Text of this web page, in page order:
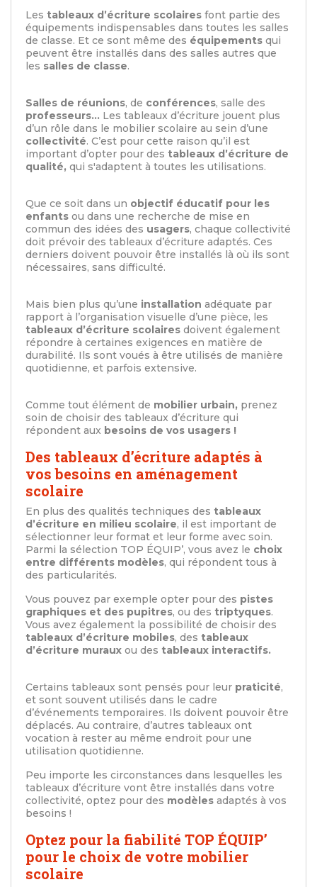
Les tableaux d’écriture scolaires font partie des
équipements indispensables dans toutes les salles
de classe. Et ce sont même des équipements qui
peuvent être installés dans des salles autres que
les salles de classe.
Salles de réunions, de conférences, salle des
professeurs… Les tableaux d’écriture jouent plus
d’un rôle dans le mobilier scolaire au sein d’une
collectivité. C’est pour cette raison qu’il est
important d’opter pour des tableaux d’écriture de
qualité, qui s'adaptent à toutes les utilisations.
Que ce soit dans un objectif éducatif pour les
enfants ou dans une recherche de mise en
commun des idées des usagers, chaque collectivité
doit prévoir des tableaux d’écriture adaptés. Ces
derniers doivent pouvoir être installés là où ils sont
nécessaires, sans difficulté.
Mais bien plus qu’une installation adéquate par
rapport à l’organisation visuelle d’une pièce, les
tableaux d’écriture scolaires doivent également
répondre à certaines exigences en matière de
durabilité. Ils sont voués à être utilisés de manière
quotidienne, et parfois extensive.
Comme tout élément de mobilier urbain, prenez
soin de choisir des tableaux d’écriture qui
répondent aux besoins de vos usagers !
Des tableaux d’écriture adaptés à
vos besoins en aménagement
scolaire
En plus des qualités techniques des tableaux
d’écriture en milieu scolaire, il est important de
sélectionner leur format et leur forme avec soin.
Parmi la sélection TOP ÉQUIP’, vous avez le choix
entre différents modèles, qui répondent tous à
des particularités.
Vous pouvez par exemple opter pour des pistes
graphiques et des pupitres, ou des triptyques.
Vous avez également la possibilité de choisir des
tableaux d’écriture mobiles, des tableaux
d’écriture muraux ou des tableaux interactifs.
Certains tableaux sont pensés pour leur praticité,
et sont souvent utilisés dans le cadre
d’événements temporaires. Ils doivent pouvoir être
déplacés. Au contraire, d’autres tableaux ont
vocation à rester au même endroit pour une
utilisation quotidienne.
Peu importe les circonstances dans lesquelles les
tableaux d’écriture vont être installés dans votre
collectivité, optez pour des modèles adaptés à vos
besoins !
Optez pour la fiabilité TOP ÉQUIP’
pour le choix de votre mobilier
scolaire